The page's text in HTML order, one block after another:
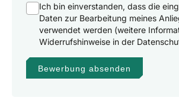
Ich bin einverstanden, dass die
Daten zur Bearbeitung meines
verwendet werden (weitere
Widerrufshinweise in der
Bewerbung absenden